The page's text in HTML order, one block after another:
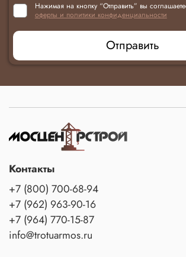
Нажимая на кнопку “Отправить” вы
оферты и политики конфиденциальности
Отправить
Контакты
+7 (800) 700-68-94
+7 (962) 963-90-16
+7 (964) 770-15-87
info@trotuarmos.ru